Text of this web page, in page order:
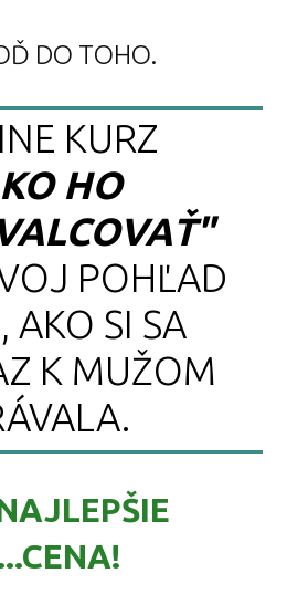
DO TOHO.
KURZ
HO
POHĽAD
AKO SI SA
K MUŽOM